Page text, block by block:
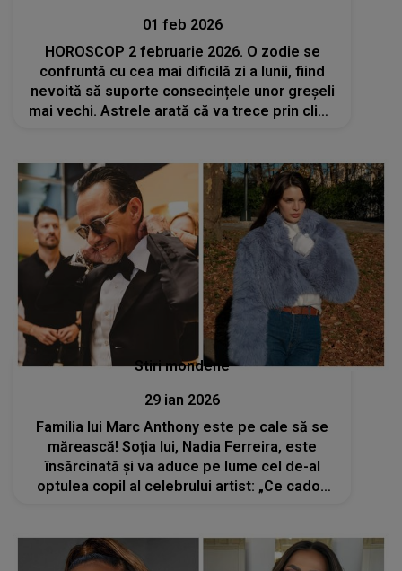
01 feb 2026
HOROSCOP 2 februarie 2026. O zodie se
confruntă cu cea mai dificilă zi a lunii, fiind
nevoită să suporte consecințele unor greșeli
mai vechi. Astrele arată că va trece prin clipe
Stiri mondene
29 ian 2026
Familia lui Marc Anthony este pe cale să se
mărească! Soția lui, Nadia Ferreira, este
însărcinată și va aduce pe lume cel de-al
optulea copil al celebrului artist: „Ce cadou